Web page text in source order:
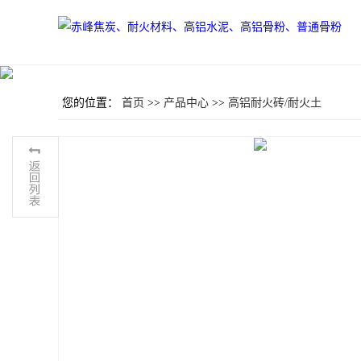
您的位置： 首页 >> 产品中心 >> 高铝耐火砖/耐火土